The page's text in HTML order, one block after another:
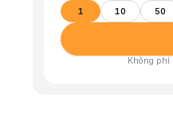
1 10 50
Không phí